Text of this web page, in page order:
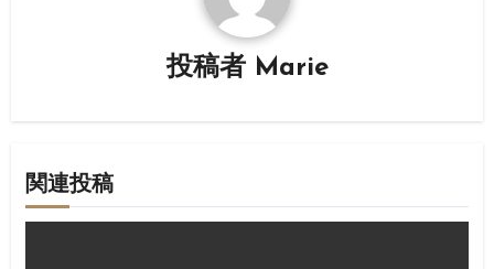
投稿者 Marie
関連投稿